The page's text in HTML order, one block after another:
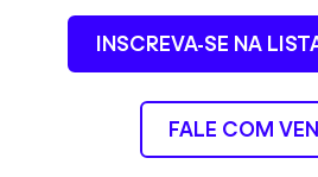
INSCREVA-SE NA
FALE COM